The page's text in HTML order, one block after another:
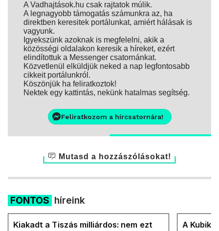
A Vadhajtások.hu csak rajtatok múlik.
A legnagyobb támogatás számunkra az, ha
direktben keresitek portálunkat, amiért hálásak is
vagyunk.
Igyekszünk azoknak is megfelelni, akik a
közösségi oldalakon keresik a híreket, ezért
elindítottuk a Messenger csatornánkat.
Közvetlenül elküldjük neked a nap legfontosabb
cikkeit portálunkról.
Köszönjük ha feliratkoztok!
Nektek egy kattintás, nekünk hatalmas segítség.
Feliratkozom a hírcsatornára!
Mutasd a hozzászólásokat!
FONTOS híreink
Kiakadt a Tiszás milliárdos: nem ezt
A Kubik